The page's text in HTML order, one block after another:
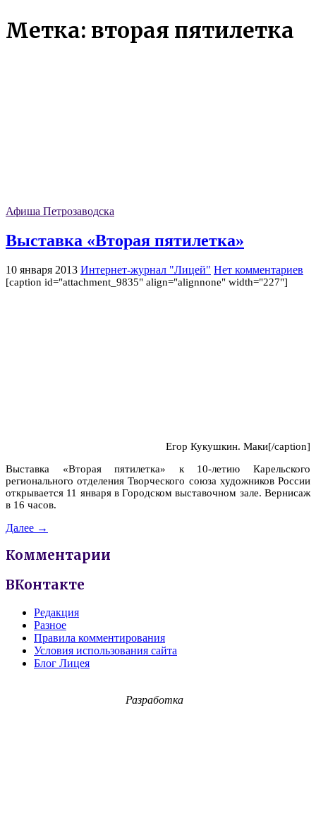
Метка: вторая пятилетка
Афиша Петрозаводска
Выставка «Вторая пятилетка»
10 января 2013 Интернет-журнал "Лицей" Нет комментариев
[caption id="attachment_9835" align="alignnone" width="227"]
Егор Кукушкин. Маки[/caption]
Выставка «Вторая пятилетка» к 10-летию Карельского
регионального отделения Творческого союза художников России
открывается 11 января в Городском выставочном зале. Вернисаж
в 16 часов.
Далее →
Комментарии
ВКонтакте
Редакция
Разное
Правила комментирования
Условия использования сайта
Блог Лицея
Разработка